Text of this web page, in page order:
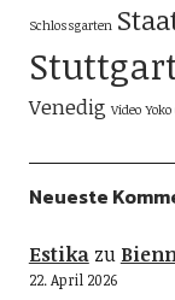
Schlossgarten
Venedig Video
Neueste
Estikazu
22. April 2026